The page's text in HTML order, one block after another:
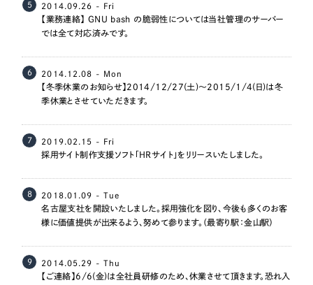
コーポレート・企業サイト （278件）
ECサイト（オンラインショップ） （43件）
ポータルサイト・メディアサイト （39件）
LP（ランディングページ）
キャンペーン・プロモーションサイト （12件）
ブランディング（ロゴ・印刷物） （90件）
その他 （1件）
5 2014.09.26 - Fri
【業務連絡】 GNU bash の脆弱性については当社管理のサーバー
では全て対応済みです。
6 2014.12.08 - Mon
【冬季休業のお知らせ】2014/12/27(土)～2015/1/4(日)は冬
季休業とさせていただきます。
7 2019.02.15 - Fri
採用サイト制作支援ソフト「HRサイト」をリリースいたしました。
8 2018.01.09 - Tue
名古屋支社を開設いたしました。採用強化を図り、今後も多くのお客
様に価値提供が出来るよう、努めて参ります。（最寄り駅：金山駅）
9 2014.05.29 - Thu
【ご連絡】6/6(金)は全社員研修のため、休業させて頂きます。恐れ入